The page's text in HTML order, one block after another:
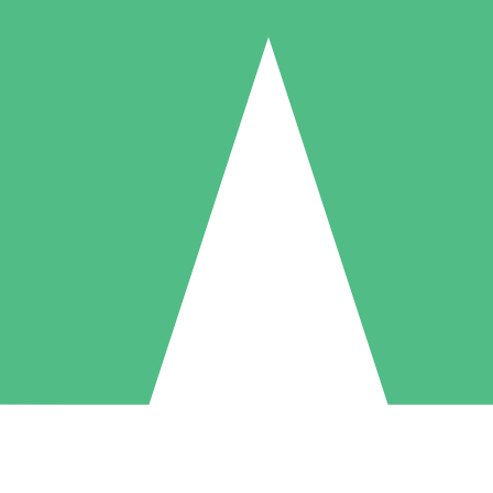
Individuele Creditpakketten
per gebruik met downloadtegoeden. Geen maandelijkse verplichting
5 Downloaden
US$